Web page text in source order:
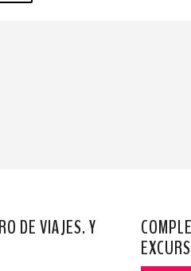
DE VIAJES. Y